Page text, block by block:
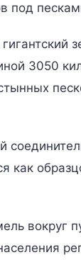
под
3050
как
вокруг